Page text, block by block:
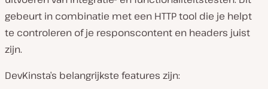
gebeurt in combinatie met een HTTP tool die je helpt
te controleren of je responscontent en headers juist
zijn.
DevKinsta’s belangrijkste features zijn: